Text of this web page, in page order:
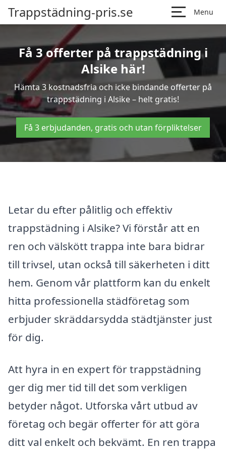
Trappstädning-pris.se Menu
Få 3 offerter på trappstädning i
Alsike här!
Hämta 3 kostnadsfria och icke bindande offerter på
trappstädning i Alsike – helt gratis!
Få 3 erbjudanden, gratis och utan förpliktelser
Letar du efter pålitlig och effektiv
trappstädning i Alsike? Vi förstår att en
ren och välskött trappa inte bara bidrar
till trivsel, utan också till säkerheten i ditt
hem. Genom vår plattform kan du enkelt
hitta professionella städföretag som
erbjuder skräddarsydda städtjänster just
för dig.
Att hyra in en expert för trappstädning
ger dig mer tid till det som verkligen
betyder något. Utforska vårt utbud av
företag och begär offerter för att göra
ditt val enkelt och bekvämt. En ren trappa